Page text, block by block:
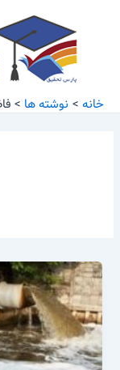
خانه نوشته ها